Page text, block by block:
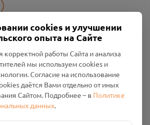
ответственностью «Смоленский
cookies и улучшении
опыта на Сайте
корректной работы Сайта и анализа
мы используем cookies и
Согласие на использование
даётся Вами отдельно от иных
Сайтом. Подробнее – в Политике
данных.